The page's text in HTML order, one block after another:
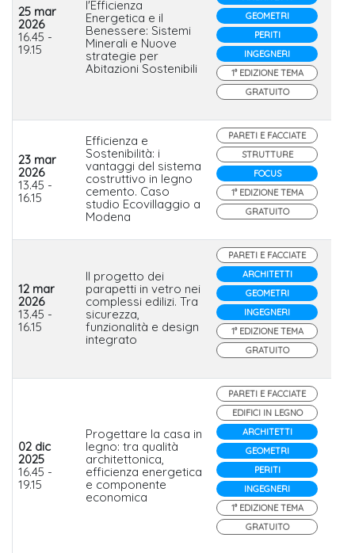
25 mar
2026
16.45 -
19.15
l'Efficienza
Energetica e il
Benessere: Sistemi
Minerali e Nuove
strategie per
Abitazioni Sostenibili
GEOMETRI
PERITI
INGEGNERI
1° EDIZIONE TEMA
GRATUITO
23 mar
2026
13.45 -
16.15
Efficienza e
Sostenibilità: i
vantaggi del sistema
costruttivo in legno
cemento. Caso
studio Ecovillaggio a
Modena
PARETI E FACCIATE
STRUTTURE
FOCUS
1° EDIZIONE TEMA
GRATUITO
12 mar
2026
13.45 -
16.15
Il progetto dei
parapetti in vetro nei
complessi edilizi. Tra
sicurezza,
funzionalità e design
integrato
PARETI E FACCIATE
ARCHITETTI
GEOMETRI
INGEGNERI
1° EDIZIONE TEMA
GRATUITO
02 dic
2025
16.45 -
19.15
Progettare la casa in
legno: tra qualità
architettonica,
efficienza energetica
e componente
economica
PARETI E FACCIATE
EDIFICI IN LEGNO
ARCHITETTI
GEOMETRI
PERITI
INGEGNERI
1° EDIZIONE TEMA
GRATUITO